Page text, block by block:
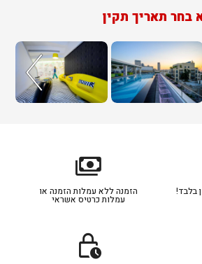
בחר תאריך תקין
בלבד!
payments
הזמנה ללא עמלות הזמנה או
עמלות כרטיס אשראי
lock_clock